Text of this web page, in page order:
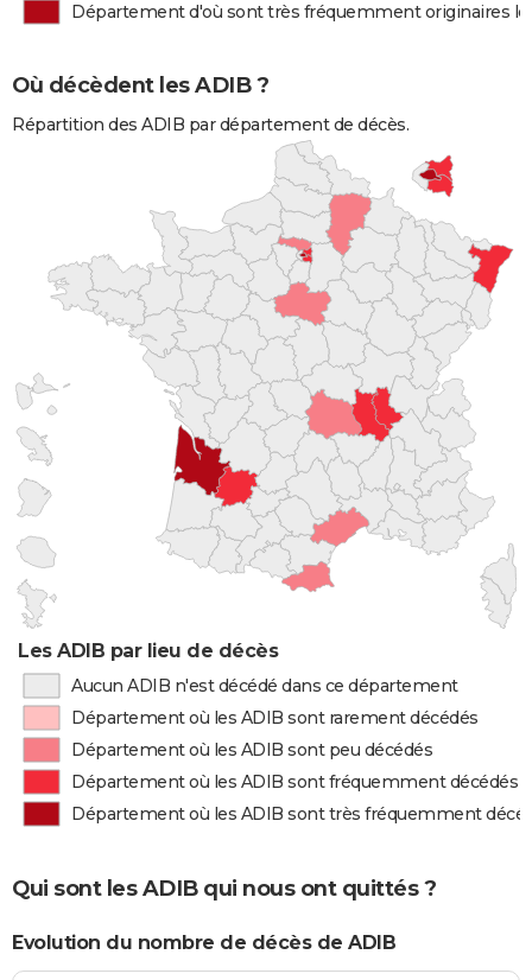
Département d'où sont très fréquemment originaires
Où décèdent les ADIB ?
Répartition des ADIB par département de décès.
Les ADIB par lieu de décès
Aucun ADIB n'est décédé dans ce département
Département où les ADIB sont rarement décédés
Département où les ADIB sont peu décédés
Département où les ADIB sont fréquemment décédés
Département où les ADIB sont très fréquemment
Qui sont les ADIB qui nous ont quittés ?
Evolution du nombre de décès de ADIB